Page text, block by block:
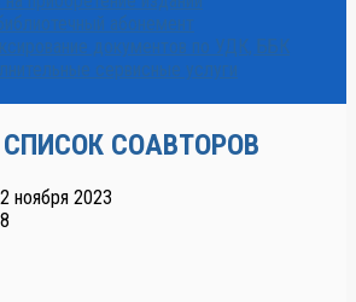
абонемент
документов по УДК, ББК
сервисные услуги
СПИСОК СОАВТОРОВ
ноября 2023